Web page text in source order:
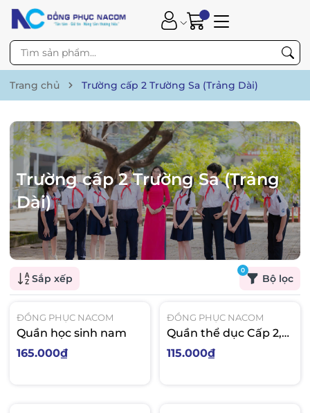
Trang chủ Trường cấp 2 Trường Sa (Trảng Dài)
Trường cấp 2 Trường Sa (Trảng
Dài)
Sắp xếp Bộ lọc
0
ĐỒNG PHỤC NACOM
Quần học sinh nam
165.000₫
ĐỒNG PHỤC NACOM
Quần thể dục Cấp 2,3
sọc xanh Poly
115.000₫